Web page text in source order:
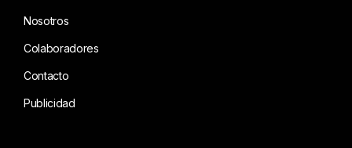
Nosotros
Colaboradores
Contacto
Publicidad